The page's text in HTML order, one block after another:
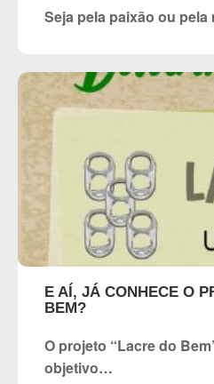
Seja pela paixão ou
E AÍ, JÁ CONHECE O
BEM?
O projeto “Lacre do
objetivo…